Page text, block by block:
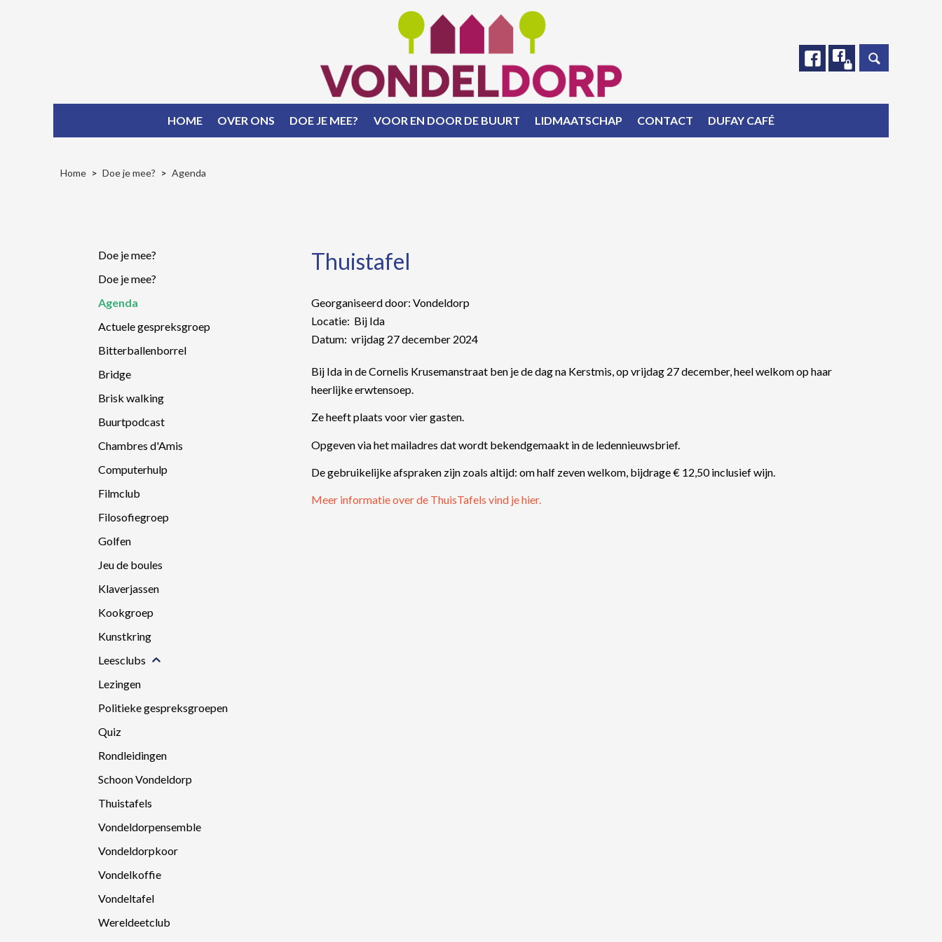
FacebookFacebook
HOME OVER ONS DOE JE MEE? VOOR EN DOOR DE BUURT LIDMAATSCHAP CONTACT DUFAY CAFÉ
Home Doe je mee? Agenda
Doe je mee?
Doe je mee?
Agenda
Actuele gespreksgroep
Bitterballenborrel
Bridge
Brisk walking
Buurtpodcast
Chambres d'Amis
Computerhulp
Filmclub
Filosofiegroep
Golfen
Jeu de boules
Klaverjassen
Kookgroep
Kunstkring
Leesclubs
Lezingen
Politieke gespreksgroepen
Quiz
Rondleidingen
Schoon Vondeldorp
Thuistafels
Vondeldorpensemble
Vondeldorpkoor
Vondelkoffie
Vondeltafel
Wereldeetclub
Thuistafel
Georganiseerd door: Vondeldorp
Locatie: Bij Ida
Datum: vrijdag 27 december 2024
Bij Ida in de Cornelis Krusemanstraat ben je de dag na Kerstmis, op vrijdag 27 december, heel welkom op haar
heerlijke erwtensoep.
Ze heeft plaats voor vier gasten.
Opgeven via het mailadres dat wordt bekendgemaakt in de ledennieuwsbrief.
De gebruikelijke afspraken zijn zoals altijd: om half zeven welkom, bijdrage € 12,50 inclusief wijn.
Meer informatie over de ThuisTafels vind je hier.